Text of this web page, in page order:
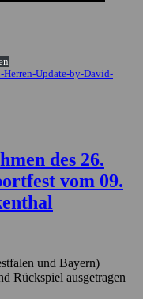
Herren-Update-by-David-
des 26.
vom 09.
und Bayern)
Rückspiel ausgetragen